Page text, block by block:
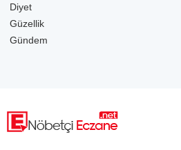
Diyet
Güzellik
Gündem